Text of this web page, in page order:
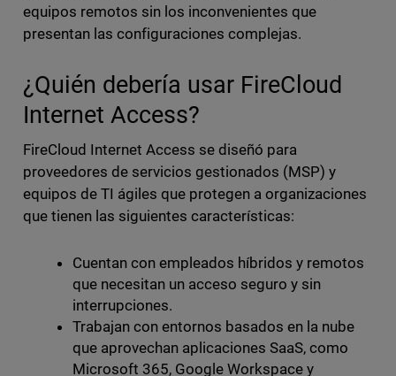
equipos remotos sin los inconvenientes que
presentan las configuraciones complejas.
¿Quién debería usar FireCloud
Internet Access?
FireCloud Internet Access se diseñó para
proveedores de servicios gestionados (MSP) y
equipos de TI ágiles que protegen a organizaciones
que tienen las siguientes características:
Cuentan con empleados híbridos y remotos
que necesitan un acceso seguro y sin
interrupciones.
Trabajan con entornos basados en la nube
que aprovechan aplicaciones SaaS, como
Microsoft 365, Google Workspace y